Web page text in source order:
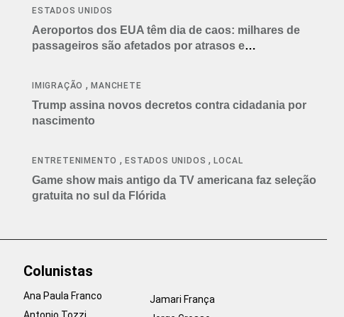
ESTADOS UNIDOS
Aeroportos dos EUA têm dia de caos: milhares de
passageiros são afetados por atrasos e
IMIGRAÇÃO ,MANCHETE
Trump assina novos decretos contra cidadania por
nascimento
ENTRETENIMENTO ,ESTADOS UNIDOS ,LOCAL
Game show mais antigo da TV americana faz seleção
gratuita no sul da Flórida
Colunistas
Ana Paula Franco
Jamari França